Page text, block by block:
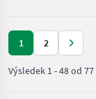
1 2
Výsledek 1-48od 77